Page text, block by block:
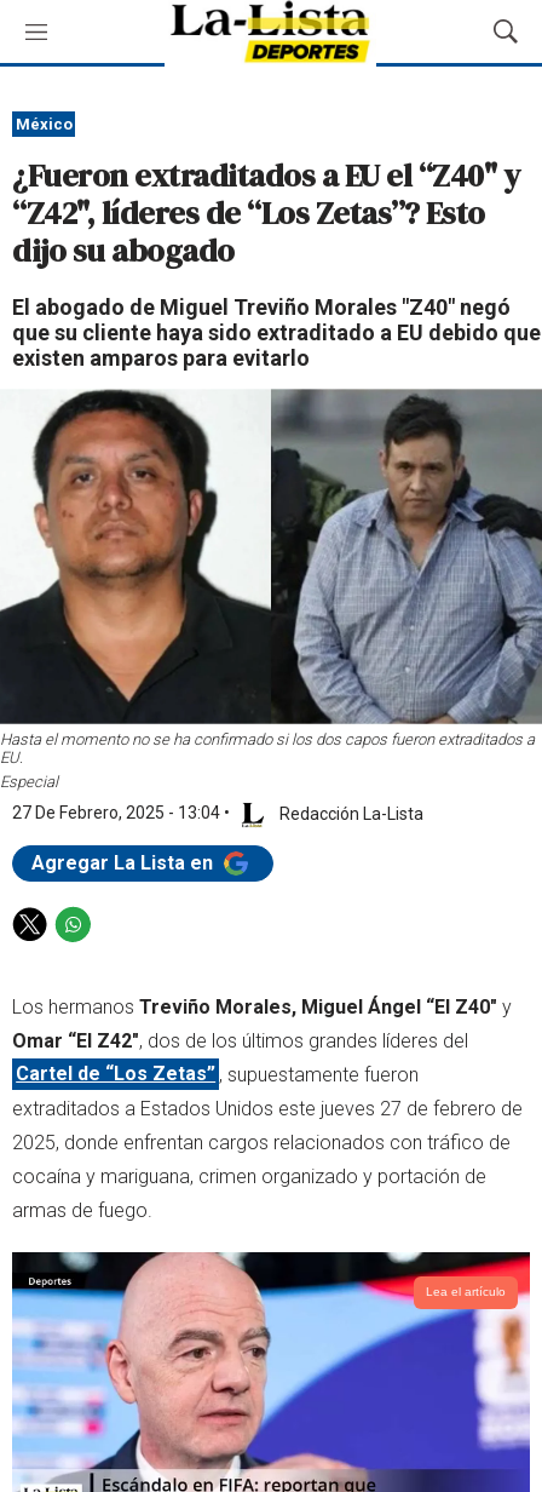
M
e
ú
M
o
a
r
q
u
e
a
México
¿Fueron extraditados a EU el “Z40" y
“Z42", líderes de “Los Zetas”? Esto
dijo su abogado
El abogado de Miguel Treviño Morales "Z40" negó
que su cliente haya sido extraditado a EU debido que
existen amparos para evitarlo
Hasta el momento no se ha confirmado si los dos capos fueron extraditados a
EU.
Especial
27 De Febrero, 2025 - 13:04 • Redacción La-Lista
Agregar La Lista en
T
t
t
e
r
W
t
s
a
p
p
Los hermanos Treviño Morales, Miguel Ángel “El Z40" y
Omar “El Z42", dos de los últimos grandes líderes del
Cartel de “Los Zetas” , supuestamente fueron
extraditados a Estados Unidos este jueves 27 de febrero de
2025, donde enfrentan cargos relacionados con tráfico de
cocaína y mariguana, crimen organizado y portación de
armas de fuego.
Lea el artículo